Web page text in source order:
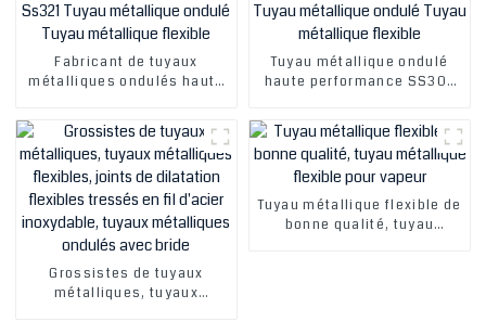
Fabricant de tuyaux
métalliques ondulés haute
Ss321 Tuyau métallique
ondulé Tuyau métallique
flexible
Tuyau métallique ondulé
haute performance SS304
Tuyau métallique ondulé
Tuyau métallique flexible
Grossistes de tuyaux
métalliques, tuyaux
Tuyau métallique flexible de
bonne qualité, tuyau